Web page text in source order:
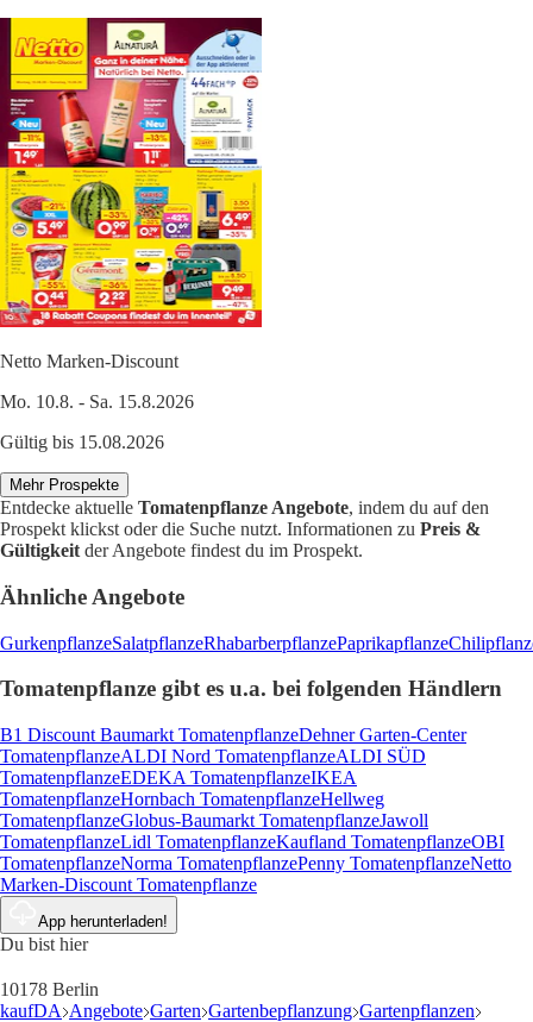
Netto Marken-Discount
Mo. 10.8. - Sa. 15.8.2026
Gültig bis 15.08.2026
Mehr Prospekte
Entdecke aktuelle Tomatenpflanze Angebote, indem du auf den
Prospekt klickst oder die Suche nutzt. Informationen zu Preis &
Gültigkeit der Angebote findest du im Prospekt.
Ähnliche Angebote
GurkenpflanzeSalatpflanzeRhabarberpflanzePaprikapflanze
Tomatenpflanze gibt es u.a. bei folgenden Händlern
B1 Discount Baumarkt TomatenpflanzeDehner Garten-Center
TomatenpflanzeALDI Nord TomatenpflanzeALDI SÜD
TomatenpflanzeEDEKA TomatenpflanzeIKEA
TomatenpflanzeHornbach TomatenpflanzeHellweg
TomatenpflanzeGlobus-Baumarkt TomatenpflanzeJawoll
TomatenpflanzeLidl TomatenpflanzeKaufland TomatenpflanzeOBI
TomatenpflanzeNorma TomatenpflanzePenny TomatenpflanzeNetto
Marken-Discount Tomatenpflanze
App herunterladen!
Du bist hier
10178 Berlin
kaufDA Angebote Garten Gartenbepflanzung Gartenpflanzen